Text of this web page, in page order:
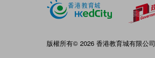
版權所有© 2026 香港教育城有限公司